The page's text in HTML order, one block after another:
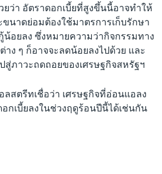
ยว่า อัตราดอกเบี้ยที่สูงขึ้นนี้อาจทำให้
นาดย่อมต้องใช้มาตรการเก็บรักษา
น้อยลง ซึ่งหมายความว่ากิจกรรมทาง
าง ๆ ก็อาจจะลดน้อยลงไปด้วย และ
สู่ภาวะถดถอยของเศรษฐกิจสหรัฐฯ
ลสตรีทเชื่อว่า เศรษฐกิจที่อ่อนแอลง
อกเบี้ยลงในช่วงฤดูร้อนปีนี้ได้เช่นกัน